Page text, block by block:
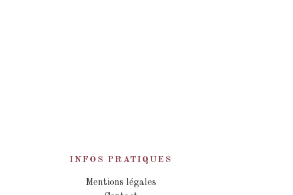
INFOS PRATIQUES
Mentions légales